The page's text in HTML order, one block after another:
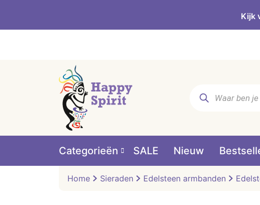
Kijk
zoeken
Categorieën SALE Nieuw
Home Sieraden Edelsteen armbanden